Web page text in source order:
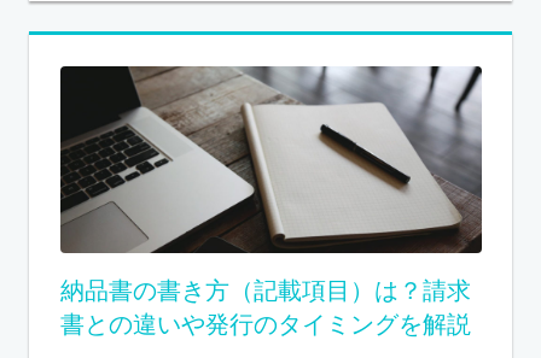
納品書の書き方（記載項目）は？請求
書との違いや発行のタイミングを解説